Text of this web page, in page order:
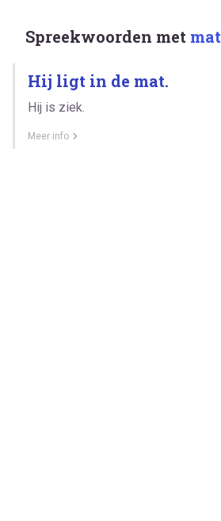
Spreekwoorden met mat
Hij ligt in de mat.
Hij is ziek.
Meer info